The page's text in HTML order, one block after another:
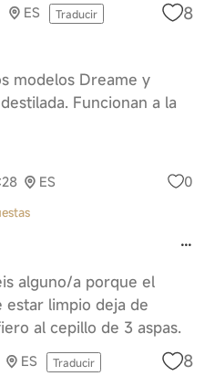
ES Traducir 8
modelos Dreame y
Funcionan a la
ES 0
alguno/a porque el
estar limpio deja de
al cepillo de 3 aspas.
ES Traducir 8